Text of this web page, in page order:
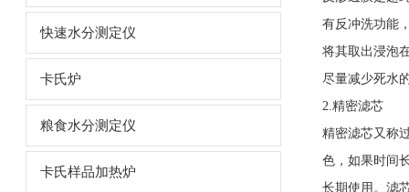
快速水分测定仪
卡氏炉
粮食水分测定仪
卡氏样品加热炉
有反冲洗功能
将其取出浸泡
尽量减少死水
2.精密滤芯
精密滤芯又称
色，如果时间
长期使用。滤